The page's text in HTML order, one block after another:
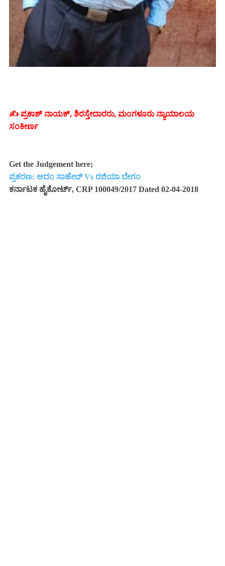
✍️ ಪ್ರಕಾಶ್ ನಾಯಕ್, ಶಿರಸ್ತೇದಾರರು, ಮಂಗಳೂರು ನ್ಯಾಯಾಲಯ
ಸಂಕೀರ್ಣ
Get the Judgement here;
ಪ್ರಕರಣ: ಆದಂ ಸಾಹೇಬ್ Vs ರಜಿಯಾ ಬೇಗಂ
ಕರ್ನಾಟಕ ಹೈಕೋರ್ಟ್, CRP 100049/2017 Dated 02-04-2018